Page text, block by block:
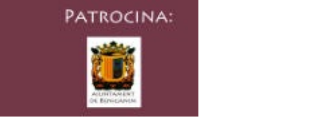
i la cadira per poder gaudir de
de l’Arrop i a través de qualsevol